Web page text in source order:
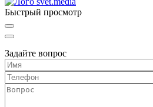
Быстрый просмотр
Задайте вопрос